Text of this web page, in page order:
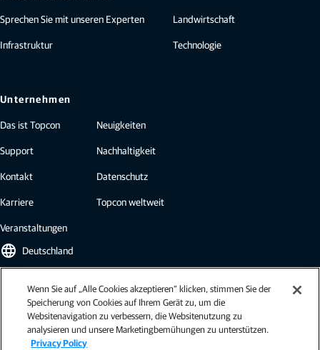
Sprechen Sie mit unseren Experten
Infrastruktur
Landwirtschaft
Technologie
Unternehmen
Das ist Topcon
Support
Kontakt
Karriere
Veranstaltungen
Neuigkeiten
Nachhaltigkeit
Datenschutz
Topcon weltweit
language Deutschland
Topcon Newsletter
Abonnieren Sie den Topcon Newsletter und erhalten Sie die neuesten
Brancheninformationen, Fallstudien, Pressemitteilungen und mehr.
Wenn Sie auf „Alle Cookies akzeptieren“ klicken, stimmen Sie der
Speicherung von Cookies auf Ihrem Gerät zu, um die
Websitenavigation zu verbessern, die Websitenutzung zu
analysieren und unsere Marketingbemühungen zu unterstützen.
Privacy Policy